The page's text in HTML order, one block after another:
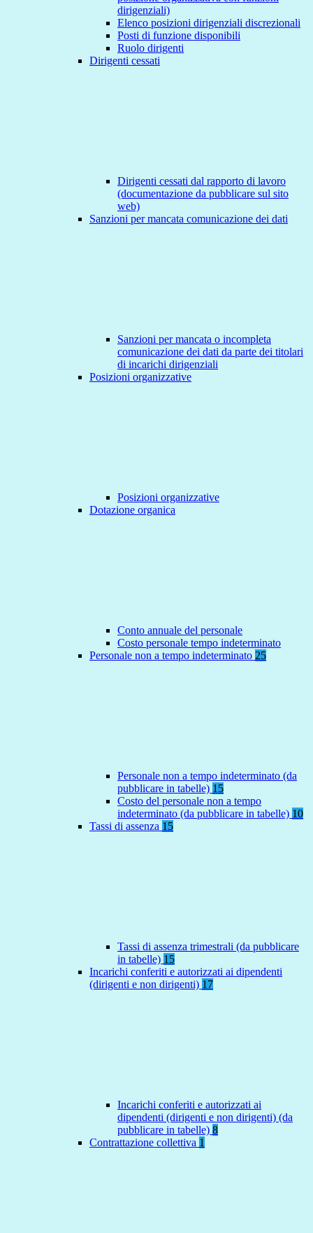
dirigenziali)
Elenco posizioni dirigenziali discrezionali
Posti di funzione disponibili
Ruolo dirigenti
Dirigenti cessati
Dirigenti cessati dal rapporto di lavoro
(documentazione da pubblicare sul sito
web)
Sanzioni per mancata comunicazione dei dati
Sanzioni per mancata o incompleta
comunicazione dei dati da parte dei titolari
di incarichi dirigenziali
Posizioni organizzative
Posizioni organizzative
Dotazione organica
Conto annuale del personale
Costo personale tempo indeterminato
Personale non a tempo indeterminato 25
Personale non a tempo indeterminato (da
pubblicare in tabelle) 15
Costo del personale non a tempo
indeterminato (da pubblicare in tabelle) 10
Tassi di assenza 15
Tassi di assenza trimestrali (da pubblicare
in tabelle) 15
Incarichi conferiti e autorizzati ai dipendenti
(dirigenti e non dirigenti) 17
Incarichi conferiti e autorizzati ai
dipendenti (dirigenti e non dirigenti) (da
pubblicare in tabelle) 8
Contrattazione collettiva 1